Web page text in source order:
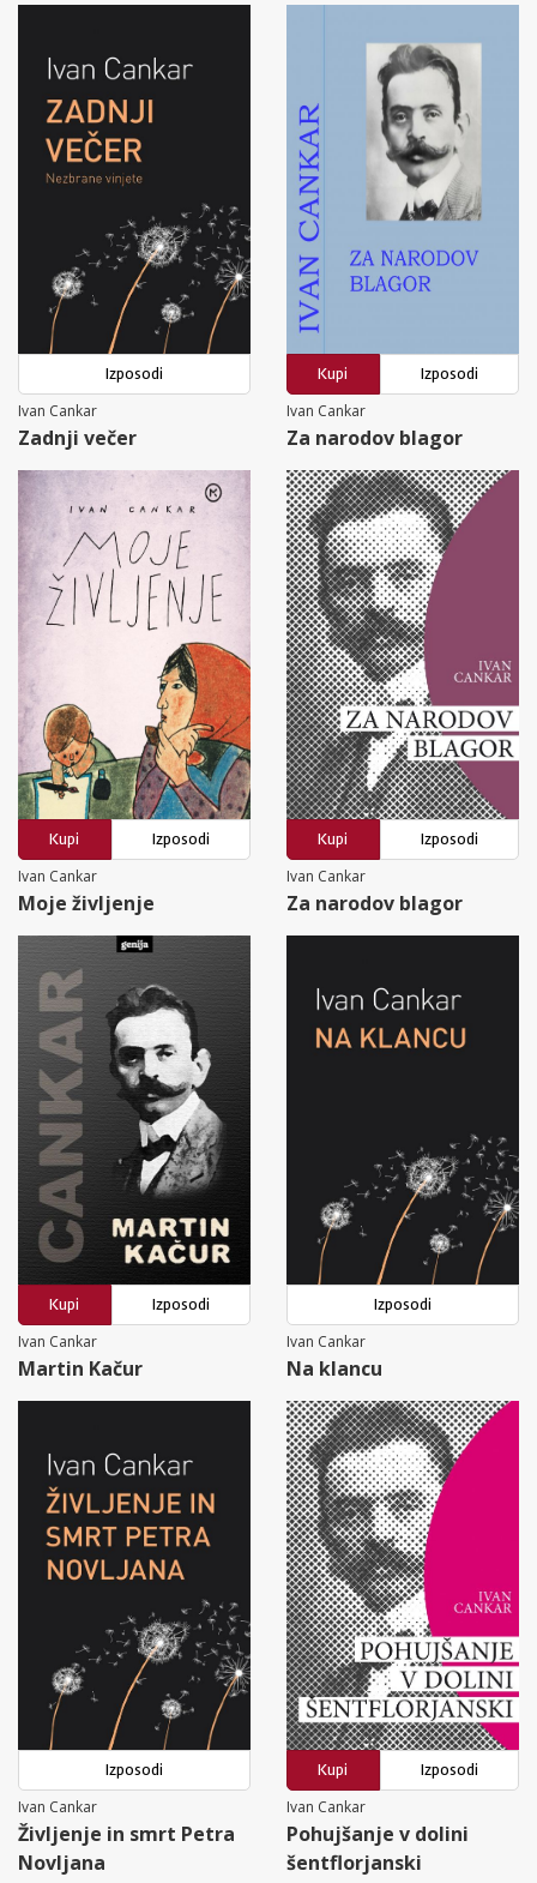
Izposodi
Ivan Cankar
Zadnji večer
Kupi
Izposodi
Ivan Cankar
Za narodov blagor
Kupi
Izposodi
Ivan Cankar
Moje življenje
Kupi
Izposodi
Ivan Cankar
Za narodov blagor
Kupi
Izposodi
Ivan Cankar
Martin Kačur
Izposodi
Ivan Cankar
Na klancu
Izposodi
Ivan Cankar
Življenje in smrt Petra
Novljana
Kupi
Izposodi
Ivan Cankar
Pohujšanje v dolini
šentflorjanski